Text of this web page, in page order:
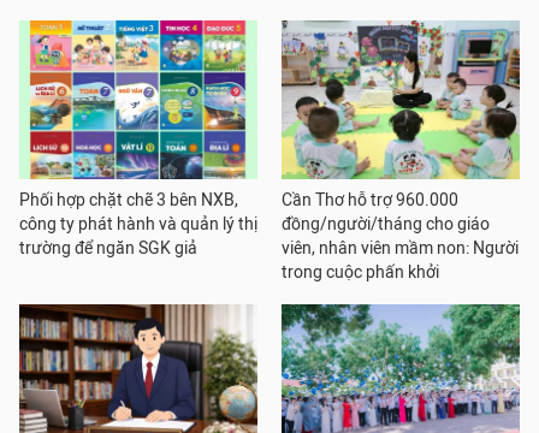
Phối hợp chặt chẽ 3 bên NXB,
công ty phát hành và quản lý thị
trường để ngăn SGK giả
Cần Thơ hỗ trợ 960.000
đồng/người/tháng cho giáo
viên, nhân viên mầm non: Người
trong cuộc phấn khởi